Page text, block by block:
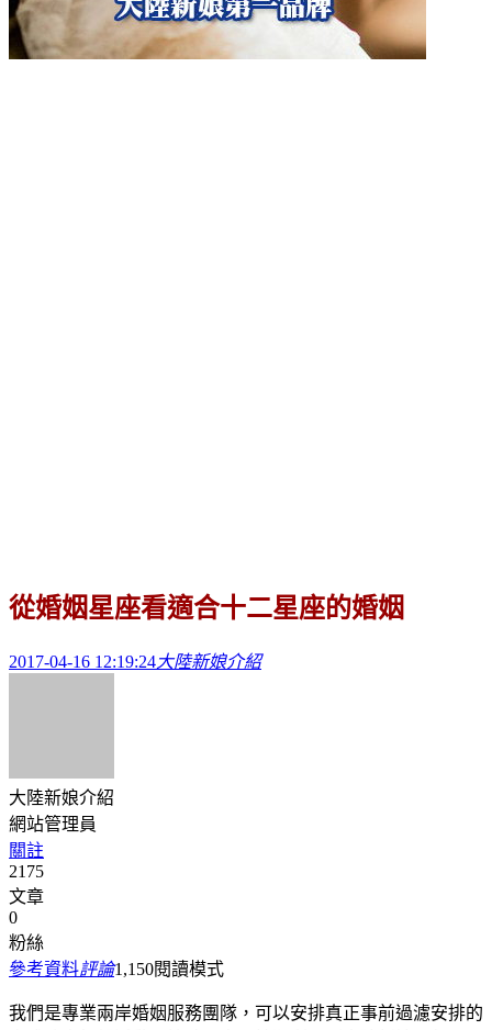
從婚姻星座看適合十二星座的婚姻
2017-04-16 12:19:24大陸新娘介紹
大陸新娘介紹
網站管理員
關註
2175
文章
0
粉絲
參考資料評論1,150閱讀模式
我們是專業兩岸婚姻服務團隊，可以安排真正事前過濾安排的